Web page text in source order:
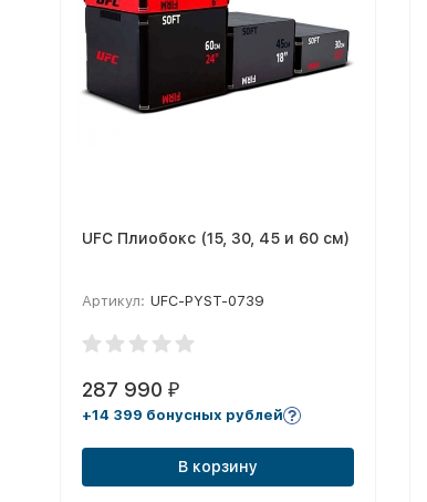
UFC Плиобокс (15, 30, 45 и 60 см)
Артикул: UFC-PYST-0739
287 990 ₽
+14 399 бонусных рублей
В корзину